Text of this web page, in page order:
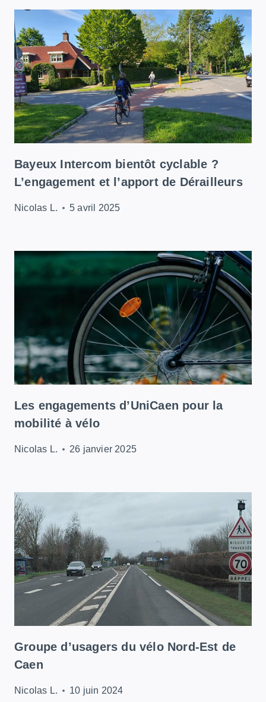
Bayeux Intercom bientôt cyclable ?
L’engagement et l’apport de Dérailleurs
Nicolas L. 5 avril 2025
Les engagements d’UniCaen pour la
mobilité à vélo
Nicolas L. 26 janvier 2025
Groupe d’usagers du vélo Nord-Est de
Caen
Nicolas L. 10 juin 2024